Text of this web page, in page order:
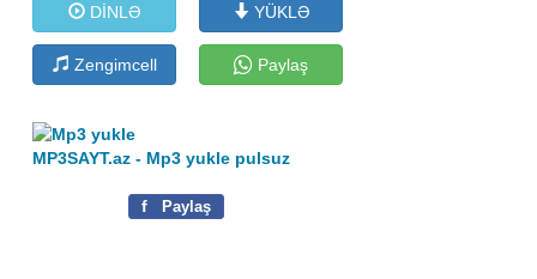
DİNLƏ YÜKLƏ
Zengimcell Paylaş
MP3SAYT.az - Mp3 yukle pulsuz
f Paylaş